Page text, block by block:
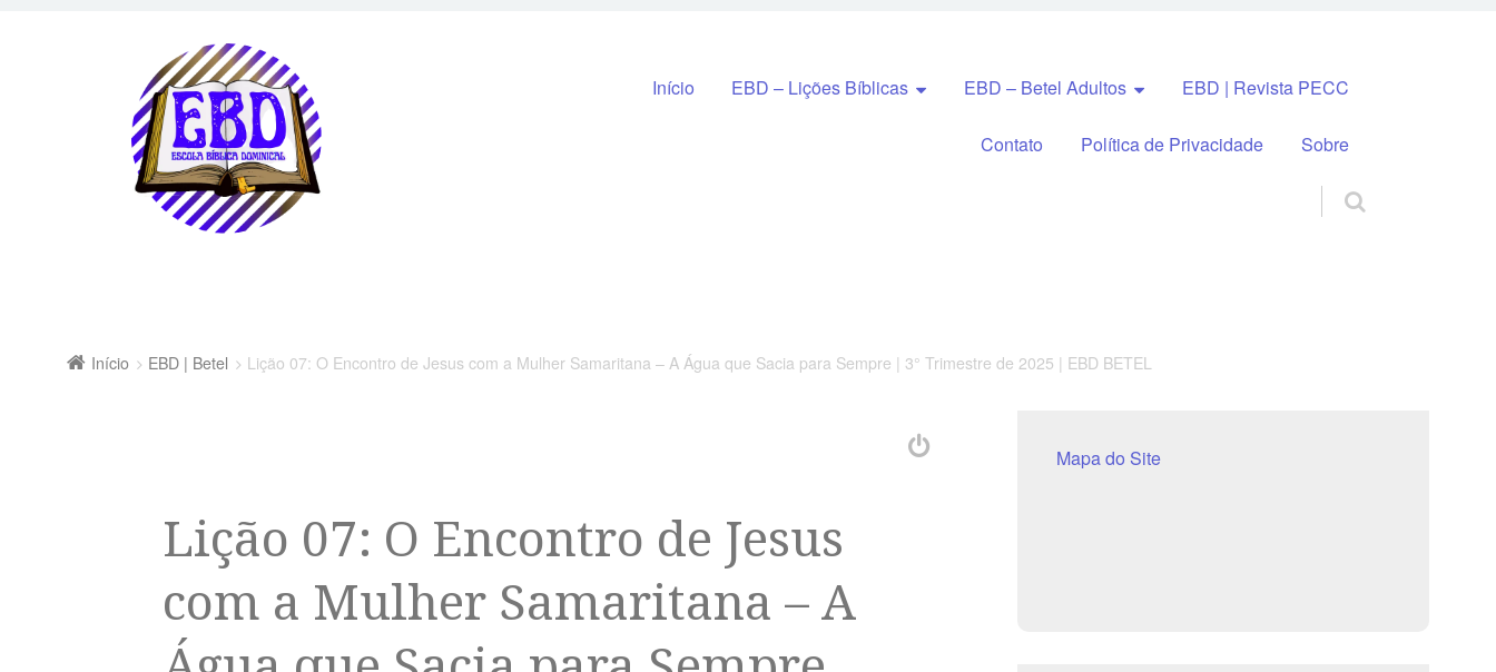
Pular para o conteúdo
Início EBD – Lições Bíblicas EBD – Betel Adultos EBD | Revista PECC
Contato Política de Privacidade Sobre
Início EBD | Betel Lição 07: O Encontro de Jesus com a Mulher Samaritana – A Água que Sacia para Sempre | 3° Trimestre de 2025 | EBD BETEL
Lição 07: O Encontro de Jesus
com a Mulher Samaritana – A
Mapa do Site